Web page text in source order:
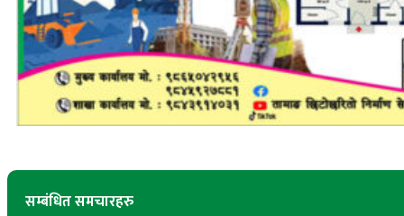
सम्बंधित समचारहरु